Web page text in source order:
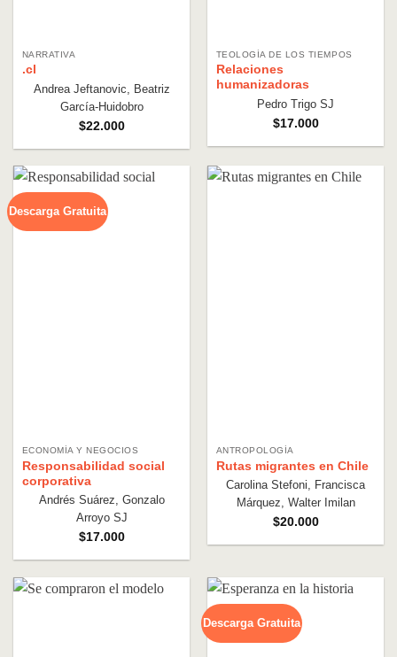
NARRATIVA
.cl
Andrea Jeftanovic, Beatriz
García-Huidobro
$22.000
TEOLOGÍA DE LOS TIEMPOS
Relaciones
humanizadoras
Pedro Trigo SJ
$17.000
Descarga Gratuita
ECONOMÍA Y NEGOCIOS
Responsabilidad social
corporativa
Andrés Suárez, Gonzalo
Arroyo SJ
$17.000
ANTROPOLOGÍA
Rutas migrantes en Chile
Carolina Stefoni, Francisca
Márquez, Walter Imilan
$20.000
Descarga Gratuita